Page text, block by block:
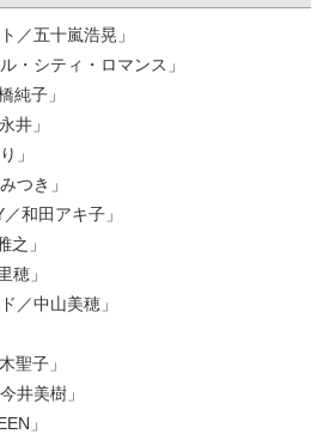
／五十嵐浩晃」
・シティ・ロマンス」
純子」
井」
」
つき」
和田アキ子」
之」
穂」
／中山美穂」
聖子」
井美樹」
」